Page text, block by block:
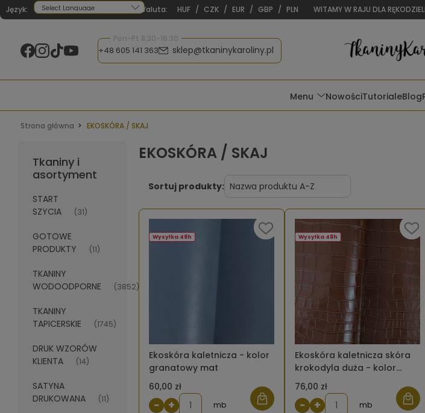
Język:
Powered by
Waluta: HUF / CZK / EUR / GBP / PLN WITAMY W RAJU DLA
Pon-Pt 8:30-16:30
+48 605 141 363 sklep@tkaninykaroliny.pl
Menu NowościTutorialeBlog
Strona główna EKOSKÓRA / SKAJ
Tkaniny i
asortyment
START
SZYCIA
(31)
GOTOWE
PRODUKTY
(11)
TKANINY
WODOODPORNE
(3852)
TKANINY
TAPICERSKIE
(1745)
DRUK WZORÓW
KLIENTA
(14)
SATYNA
DRUKOWANA
(11)
EKOSKÓRA / SKAJ
Sortuj produkty:
Ekoskóra kaletnicza - kolor
granatowy mat
60,00 zł
Wysyłka 48h
− + mb
Ekoskóra kaletnicza skóra
krokodyla duża - kolor
brązowy ciemny
76,00 zł
Wysyłka 48h
− + mb